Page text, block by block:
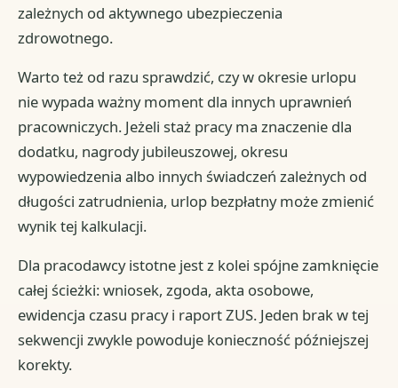
zależnych od aktywnego ubezpieczenia
zdrowotnego.
Warto też od razu sprawdzić, czy w okresie urlopu
nie wypada ważny moment dla innych uprawnień
pracowniczych. Jeżeli staż pracy ma znaczenie dla
dodatku, nagrody jubileuszowej, okresu
wypowiedzenia albo innych świadczeń zależnych od
długości zatrudnienia, urlop bezpłatny może zmienić
wynik tej kalkulacji.
Dla pracodawcy istotne jest z kolei spójne zamknięcie
całej ścieżki: wniosek, zgoda, akta osobowe,
ewidencja czasu pracy i raport ZUS. Jeden brak w tej
sekwencji zwykle powoduje konieczność późniejszej
korekty.